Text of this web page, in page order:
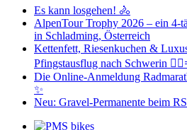
Es kann losgehen! 🚴
AlpenTour Trophy 2026 – ein 4-
in Schladming, Österreich
Kettenfett, Riesenkuchen &
Pfingstausflug nach Schwerin
Die Online-Anmeldung
✨
Neu: Gravel-Permanente beim